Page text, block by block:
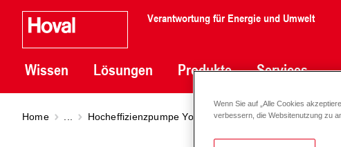
Verantwortung für Energie und Umwelt
Wissen Lösungen Produkte Services
Home Hocheffizienzpumpe Yonos MAXO plus
Wenn Sie auf „Alle Cookies
verbessern, die Websitenutzung zu